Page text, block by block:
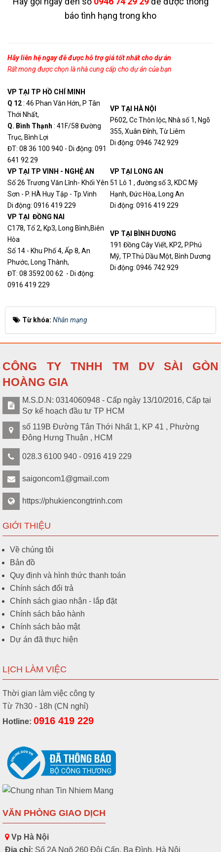
báo tình hạng trong kho
Hãy liên hệ ngay đễ được hỗ trợ giá tốt nhất cho dự án
Rất mong được chọn là nhà cung cấp cho dự án của bạn
VP TẠI TP HỒ CHÍ MINH
Q 12: 46 Phan Văn Hớn, P Tân
Thới Nhất,
Q. Bình Thạn h : 41F/58 Đường
Trục, Bình Lợi
ĐT: 08 36 100 940 - Di động: 091
641 92 29
VP TẠI HÀ NỘI
P602, Cc Thôn lộc, Nhà số 1, Ngõ
355, Xuân Đỉnh, Từ Liêm
Di động: 0946 742 929
VP TẠI TP VINH - NGHỆ AN
Số 26 Trương Văn Lĩnh- Khối Yên
Sơn - P. HÀ Huy Tập - Tp.Vinh
Di động: 0916 419 229
VP TẠI LONG AN
51 Lô 1 , đường số 3, KDC Mỹ
Hạnh, Đức Hòa, Long An
Di động: 0916 419 229
VP TẠI ĐỒNG NAI
C178, Tổ 2, Kp3, Long Bình,Biên
Hòa
Số 14 - Khu Phố 4, Ấp 8, An
Phước, Long Thành,
ĐT: 08 3592 00 62 - Di động:
0916 419 229
VP TẠI BÌNH DƯƠNG
191 Đồng Cây Viết, KP2, P.Phú
Mỹ, TP.Thủ Dầu Một, Bình Dương
Di động: 0946 742 929
Từ khóa: Nhân mạng
CÔNG TY TNHH TM DV SÀI GÒN
HOÀNG GIA
M.S.D.N: 0314060948 - Cấp ngày 13/10/2016, Cấp tại
Sợ kế hoạch đầu tư TP HCM
số 119B Đường Tân Thới Nhất 1, KP 41 , Phường
Đông Hưng Thuận , HCM
028.3 6100 940 - 0916 419 229
saigoncom1@gmail.com
https://phukiencongtrinh.com
GIỚI THIỆU
Về chúng tôi
Bản đồ
Quy định và hình thức thanh toán
Chính sách đổi trả
Chính sách giao nhận - lắp đặt
Chính sách bảo hành
Chính sách bảo mật
Dự án đã thực hiện
LỊCH LÀM VIỆC
Thời gian làm việc công ty
Từ 7h30 - 18h (CN nghỉ)
Hotline: 0916 419 229
VĂN PHÒNG GIAO DỊCH
Vp Hà Nội
Địa chỉ: Số 2A Ngõ 260 Đội Cấn, Ba Đình, Hà Nội